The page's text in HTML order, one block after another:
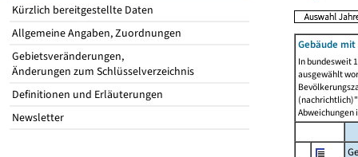
Kürzlich bereitgestellte Daten
Allgemeine Angaben, Zuordnungen
Gebietsveränderungen,
Änderungen zum Schlüsselverzeichnis
Definitionen und Erläuterungen
Newsletter
Gebäude
In bundesweit
ausgewählt
Abweichungen